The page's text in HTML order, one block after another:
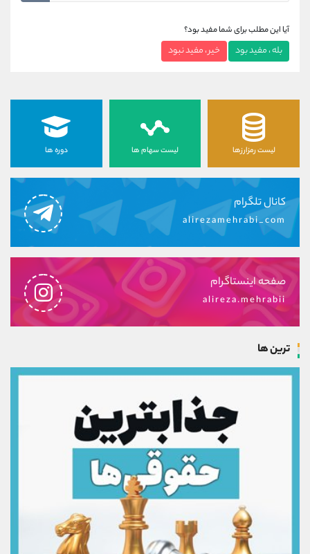
آیا این مطلب برای شما مفید بود؟
بله ، مفید بود خیر ، مفید نبود
لیست رمزارزها لیست سهام ها دوره ها
کانال تلگرام
alirezamehrabi_com
صفحه اینستاگرام
alireza.mehrabii
ترین ها